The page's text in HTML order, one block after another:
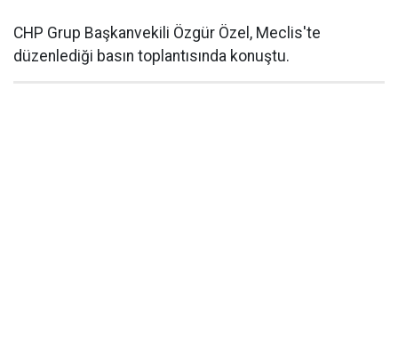
CHP Grup Başkanvekili Özgür Özel, Meclis'te
düzenlediği basın toplantısında konuştu.